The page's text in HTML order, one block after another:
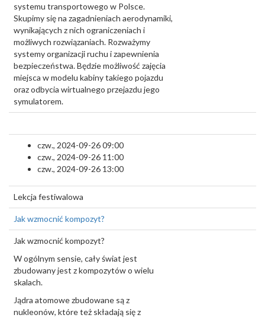
systemu transportowego w Polsce.
Skupimy się na zagadnieniach aerodynamiki,
wynikających z nich ograniczeniach i
możliwych rozwiązaniach. Rozważymy
systemy organizacji ruchu i zapewnienia
bezpieczeństwa. Będzie możliwość zajęcia
miejsca w modelu kabiny takiego pojazdu
oraz odbycia wirtualnego przejazdu jego
symulatorem.
czw., 2024-09-26 09:00
czw., 2024-09-26 11:00
czw., 2024-09-26 13:00
Lekcja festiwalowa
Jak wzmocnić kompozyt?
Jak wzmocnić kompozyt?
W ogólnym sensie, cały świat jest
zbudowany jest z kompozytów o wielu
skalach.
Jądra atomowe zbudowane są z
nukleonów, które też składają się z